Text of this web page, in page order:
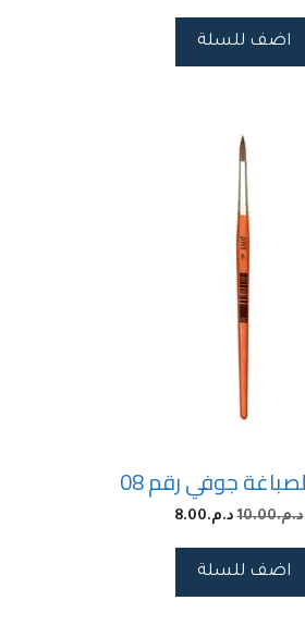
اضف للسلة
جوفي رقم 08
د.م.10.00 د.م.8.00
اضف للسلة